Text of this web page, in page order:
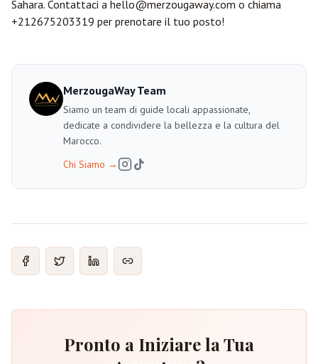
Sahara. Contattaci a hello@merzougaway.com o chiama
+212675203319 per prenotare il tuo posto!
MerzougaWay Team
Siamo un team di guide locali appassionate,
dedicate a condividere la bellezza e la cultura del
Marocco.
Chi Siamo →
Pronto a Iniziare la Tua